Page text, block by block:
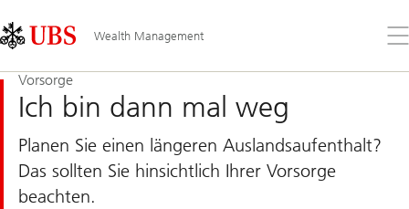
Links
Area
Wealth Management
Sie
Vorsorge
Ich bin dann mal weg
Planen Sie einen längeren Auslandsaufenthalt?
Das sollten Sie hinsichtlich Ihrer Vorsorge
beachten.